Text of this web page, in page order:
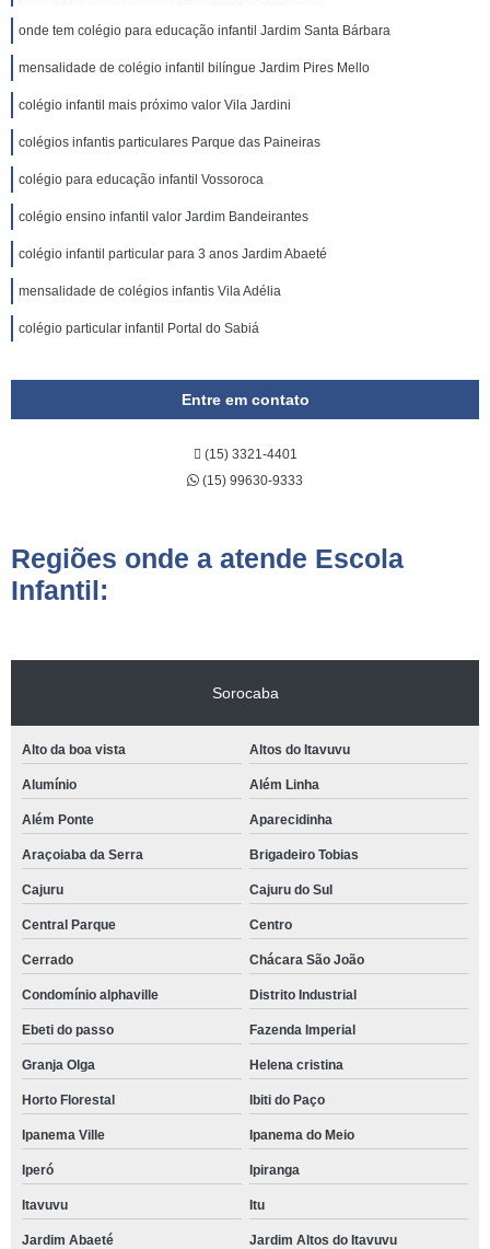
onde tem colégio para educação infantil Jardim Santa Bárbara
mensalidade de colégio infantil bilíngue Jardim Pires Mello
colégio infantil mais próximo valor Vila Jardini
colégios infantis particulares Parque das Paineiras
colégio para educação infantil Vossoroca
colégio ensino infantil valor Jardim Bandeirantes
colégio infantil particular para 3 anos Jardim Abaeté
mensalidade de colégios infantis Vila Adélia
colégio particular infantil Portal do Sabiá
Entre em contato
(15) 3321-4401
(15) 99630-9333
Regiões onde a atende Escola
Infantil:
Sorocaba
Alto da boa vista Altos do Itavuvu
Alumínio Além Linha
Além Ponte Aparecidinha
Araçoiaba da Serra Brigadeiro Tobias
Cajuru Cajuru do Sul
Central Parque Centro
Cerrado Chácara São João
Condomínio alphaville Distrito Industrial
Ebeti do passo Fazenda Imperial
Granja Olga Helena cristina
Horto Florestal Ibiti do Paço
Ipanema Ville Ipanema do Meio
Iperó Ipiranga
Itavuvu Itu
Jardim Abaeté Jardim Altos do Itavuvu